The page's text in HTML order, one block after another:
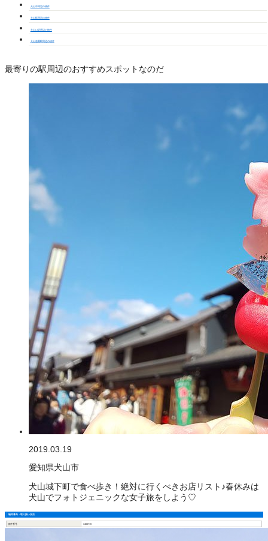
犬山市周辺の物件
犬山駅周辺の物件
犬山口駅周辺の物件
犬山遊園駅周辺の物件
最寄りの駅周辺のおすすめスポットなのだ
2019.03.19
愛知県犬山市
犬山城下町で食べ歩き！絶対に行くべきお店リスト♪春休みは
犬山でフォトジェニックな女子旅をしよう♡
物件番号・取り扱い支店
物件番号 3400770